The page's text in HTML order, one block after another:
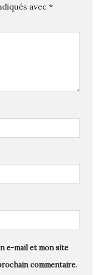
avec *
e-mail et mon site
commentaire.